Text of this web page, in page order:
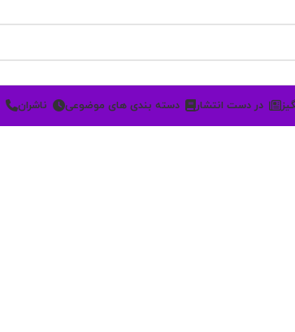
در دست انتشار دسته بندی های موضوعی ناشران